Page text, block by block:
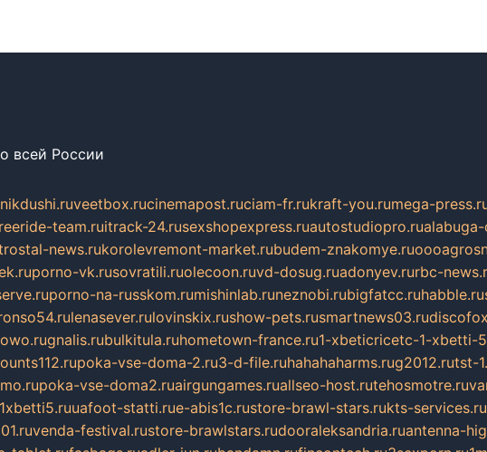
всей России
veetbox.rucinemapost.ruciam-fr.rukraft-you.rumega-
team.ruitrack-24.rusexshopexpress.ruautostudiopro.ru
news.rukorolevremont-market.rubudem-znakomye.ru
porno-vk.rusovratili.ruolecoon.ruvd-dosug.ruadonyev.rurbc-
porno-na-russkom.rumishinlab.runeznobi.rubigfatcc.ruhabble.ru
lenasever.rulovinskix.rushow-pets.rusmartnews03.ru
gnalis.rubulkitula.ruhometown-france.ru1-xbeticricetc-1-xbetti-
poka-vse-doma-2.ru3-d-file.ruhahahaharms.rug2012.rutst-
poka-vse-doma2.ruairgungames.ruallseo-host.rutehosmotre.ru
uafoot-statti.rue-abis1c.rustore-brawl-stars.rukts-services.ru
venda-festival.rustore-brawlstars.rudooraleksandria.ruantenna-